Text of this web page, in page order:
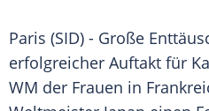
Paris (SID) - Große
erfolgreicher Auftakt für
WM der Frauen in